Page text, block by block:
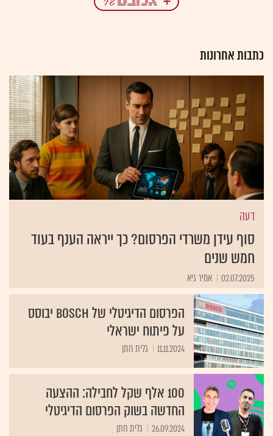
כתבות אחרונות
דעה
סוף עידן משרדי הפרסום? כך ייראה הענף בעוד
חמש שנים
02.07.2025 אמיר גיא
הפרסום הדיגיטלי של Bosch יבוסס
על פיתוח ישראלי
11.11.2024 גלית חתן
100 אלף שקל לחבילה: ההצעה
החדשה בשוק הפרסום הדיגיטלי
26.09.2024 גלית חתן